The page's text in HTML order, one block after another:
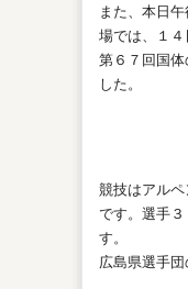
また、本日
場では、１
第６７回国
した。
競技はアル
です。選手
す。
広島県選手団